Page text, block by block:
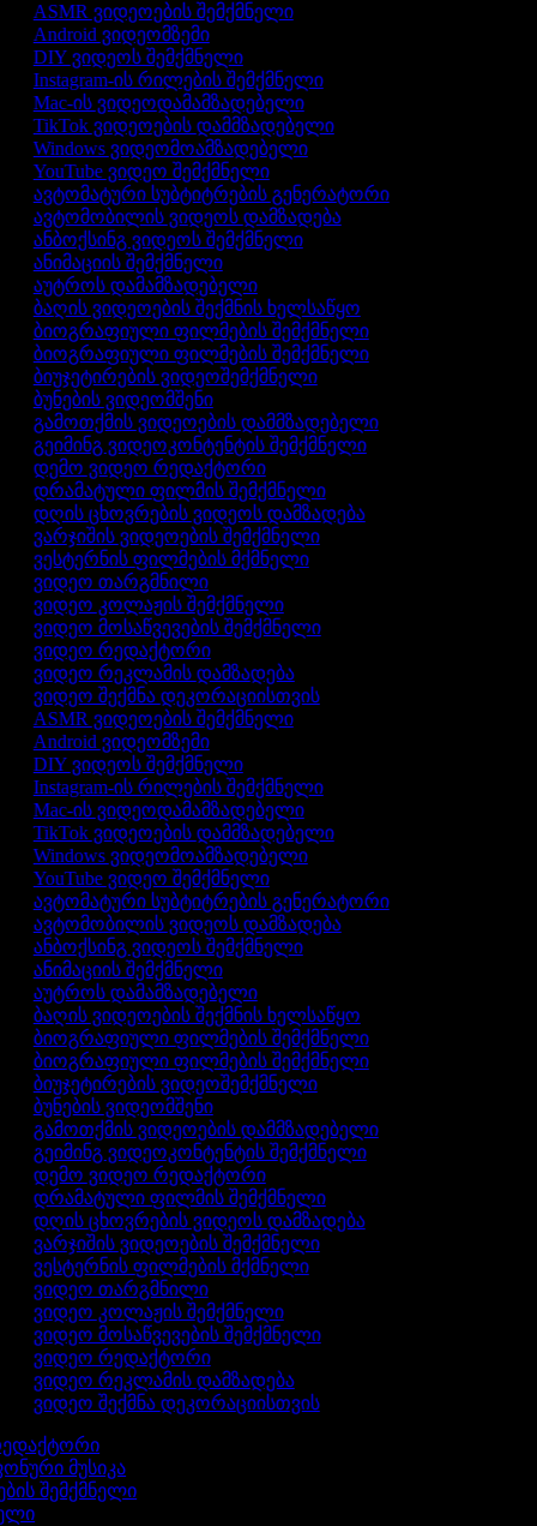
ASMR ვიდეოების შემქმნელი
Android ვიდეომზემი
DIY ვიდეოს შემქმნელი
Instagram-ის რილების შემქმნელი
Mac-ის ვიდეოდამამზადებელი
TikTok ვიდეოების დამმზადებელი
Windows ვიდეომოამზადებელი
YouTube ვიდეო შემქმნელი
ავტომატური სუბტიტრების გენერატორი
ავტომობილის ვიდეოს დამზადება
ანბოქსინგ ვიდეოს შემქმნელი
ანიმაციის შემქმნელი
აუტროს დამამზადებელი
ბაღის ვიდეოების შექმნის ხელსაწყო
ბიოგრაფიული ფილმების შემქმნელი
ბიოგრაფიული ფილმების შემქმნელი
ბიუჯეტირების ვიდეოშემქმნელი
ბუნების ვიდეომშენი
გამოთქმის ვიდეოების დამმზადებელი
გეიმინგ ვიდეოკონტენტის შემქმნელი
დემო ვიდეო რედაქტორი
დრამატული ფილმის შემქმნელი
დღის ცხოვრების ვიდეოს დამზადება
ვარჯიშის ვიდეოების შემქმნელი
ვესტერნის ფილმების მქმნელი
ვიდეო თარგმნილი
ვიდეო კოლაჟის შემქმნელი
ვიდეო მოსაწვევების შემქმნელი
ვიდეო რედაქტორი
ვიდეო რეკლამის დამზადება
ვიდეო შექმნა დეკორაციისთვის
ASMR ვიდეოების შემქმნელი
Android ვიდეომზემი
DIY ვიდეოს შემქმნელი
Instagram-ის რილების შემქმნელი
Mac-ის ვიდეოდამამზადებელი
TikTok ვიდეოების დამმზადებელი
Windows ვიდეომოამზადებელი
YouTube ვიდეო შემქმნელი
ავტომატური სუბტიტრების გენერატორი
ავტომობილის ვიდეოს დამზადება
ანბოქსინგ ვიდეოს შემქმნელი
ანიმაციის შემქმნელი
აუტროს დამამზადებელი
ბაღის ვიდეოების შექმნის ხელსაწყო
ბიოგრაფიული ფილმების შემქმნელი
ბიოგრაფიული ფილმების შემქმნელი
ბიუჯეტირების ვიდეოშემქმნელი
ბუნების ვიდეომშენი
გამოთქმის ვიდეოების დამმზადებელი
გეიმინგ ვიდეოკონტენტის შემქმნელი
დემო ვიდეო რედაქტორი
დრამატული ფილმის შემქმნელი
დღის ცხოვრების ვიდეოს დამზადება
ვარჯიშის ვიდეოების შემქმნელი
ვესტერნის ფილმების მქმნელი
ვიდეო თარგმნილი
ვიდეო კოლაჟის შემქმნელი
ვიდეო მოსაწვევების შემქმნელი
ვიდეო რედაქტორი
ვიდეო რეკლამის დამზადება
ვიდეო შექმნა დეკორაციისთვის
მუსიკა
შემქმნელი